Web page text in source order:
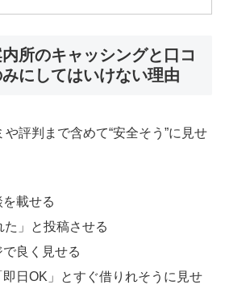
所のキャッシングと口コ
にしてはいけない理由
評判まで含めて“安全そう”に見せ
載せる
」と投稿させる
良く見せる
即日OK」とすぐ借りれそうに見せ